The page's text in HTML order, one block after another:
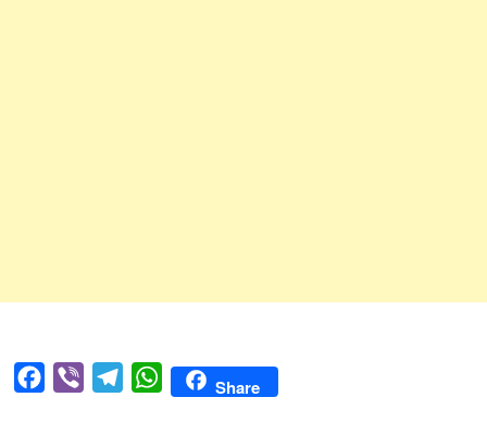
Facebook
Viber TelegramWhatsAppShare